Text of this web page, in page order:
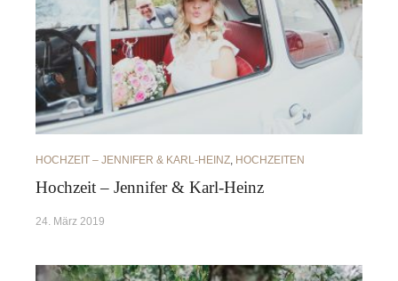
HOCHZEIT – JENNIFER & KARL-HEINZ HOCHZEITEN
Hochzeit – Jennifer & Karl-Heinz
24. März 2019